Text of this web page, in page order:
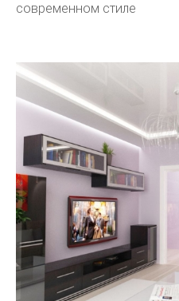
современном стиле